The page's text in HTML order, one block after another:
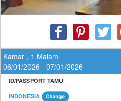
Kamar , 1 Malam
06/01/2026 - 07/01/2026
ID/PASSPORT TAMU
INDONESIA